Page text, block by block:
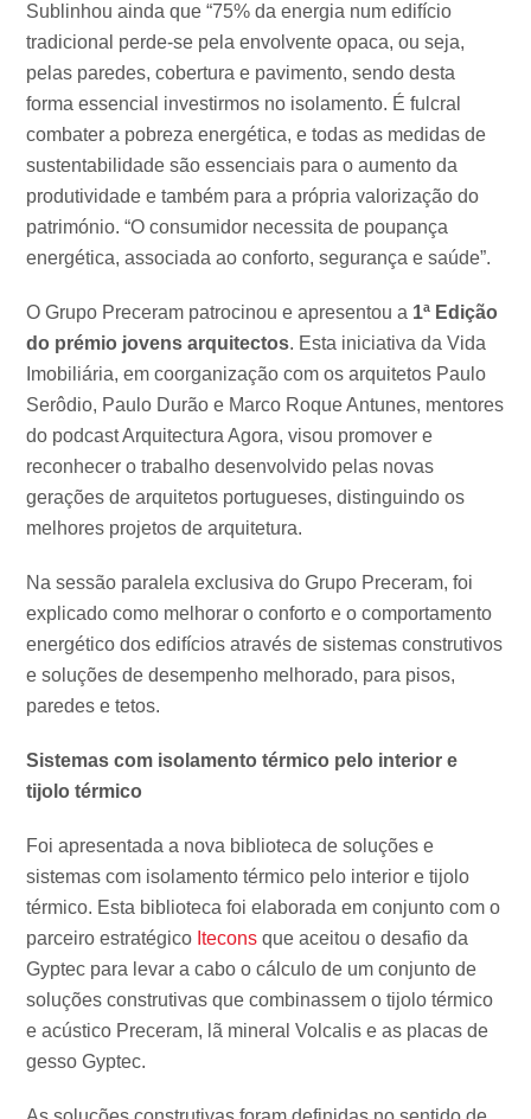
Sublinhou ainda que “75% da energia num edifício
tradicional perde-se pela envolvente opaca, ou seja,
pelas paredes, cobertura e pavimento, sendo desta
forma essencial investirmos no isolamento. É fulcral
combater a pobreza energética, e todas as medidas de
sustentabilidade são essenciais para o aumento da
produtividade e também para a própria valorização do
património. “O consumidor necessita de poupança
energética, associada ao conforto, segurança e saúde”.
O Grupo Preceram patrocinou e apresentou a 1ª Edição
do prémio jovens arquitectos. Esta iniciativa da Vida
Imobiliária, em coorganização com os arquitetos Paulo
Serôdio, Paulo Durão e Marco Roque Antunes, mentores
do podcast Arquitectura Agora, visou promover e
reconhecer o trabalho desenvolvido pelas novas
gerações de arquitetos portugueses, distinguindo os
melhores projetos de arquitetura.
Na sessão paralela exclusiva do Grupo Preceram, foi
explicado como melhorar o conforto e o comportamento
energético dos edifícios através de sistemas construtivos
e soluções de desempenho melhorado, para pisos,
paredes e tetos.
Sistemas com isolamento térmico pelo interior e
tijolo térmico
Foi apresentada a nova biblioteca de soluções e
sistemas com isolamento térmico pelo interior e tijolo
térmico. Esta biblioteca foi elaborada em conjunto com o
parceiro estratégico Itecons que aceitou o desafio da
Gyptec para levar a cabo o cálculo de um conjunto de
soluções construtivas que combinassem o tijolo térmico
e acústico Preceram, lã mineral Volcalis e as placas de
gesso Gyptec.